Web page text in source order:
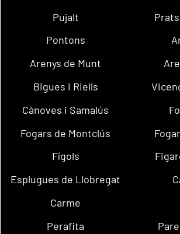
Pujalt
Pontons
Arenys de Munt
Bigues i Riells
Cànoves i Samalús
Fogars de Montclús
Fígols
Esplugues de Llobregat
Carme
Perafita